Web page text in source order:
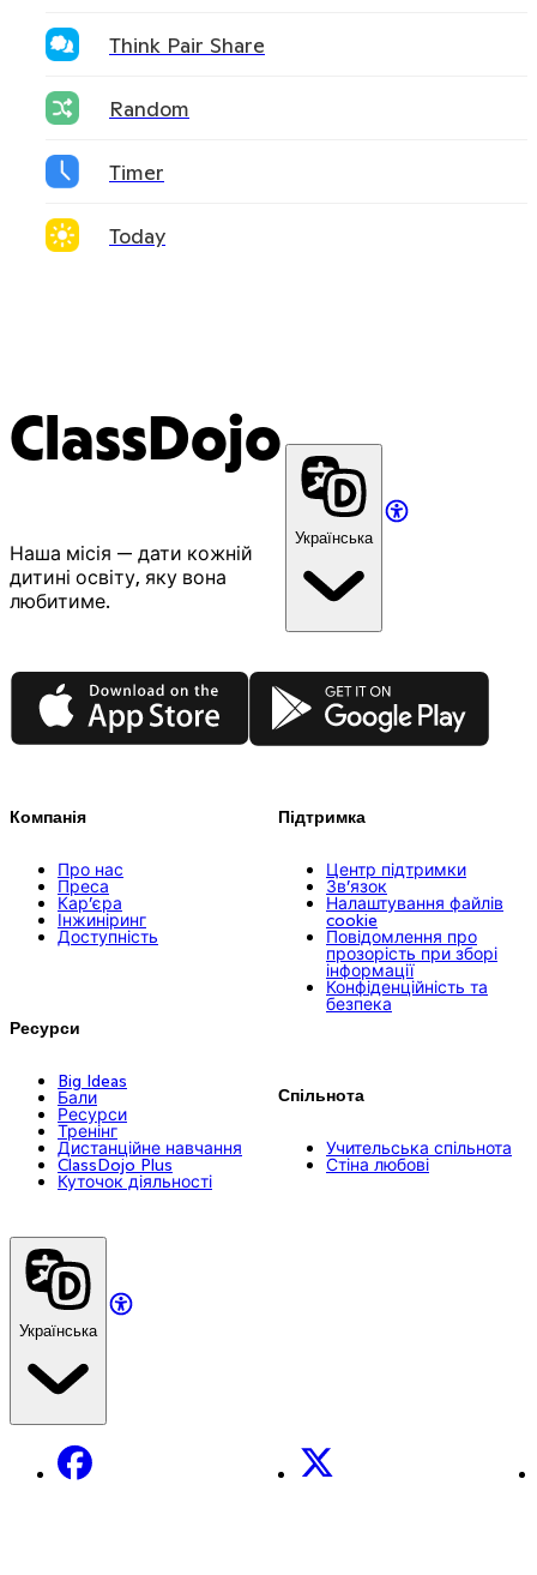
Think Pair Share
Random
Timer
Today
ClassDojo
Наша місія — дати кожній
дитині освіту, яку вона
любитиме.
Українська
App Store Google Play
Компанія
Про нас
Преса
Кар’єра
Інжиніринг
Доступність
Ресурси
Big Ideas
Бали
Ресурси
Тренінг
Дистанційне навчання
ClassDojo Plus
Куточок діяльності
Підтримка
Центр підтримки
Зв’язок
Налаштування файлів
cookie
Повідомлення про
прозорість при зборі
інформації
Конфіденційність та
безпека
Спільнота
Учительська спільнота
Стіна любові
Українська
Facebook X